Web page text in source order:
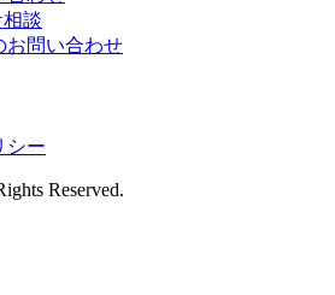
談
お問い合わせ
シー
Reserved.